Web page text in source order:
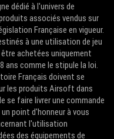
dédié à l'univers de
associés vendus sur
Française en vigueur.
à une utilisation de jeu
achetées uniquement
ans comme le stipule la loi.
Français doivent se
les produits Airsoft dans
se faire livrer une commande
point d'honneur à vous
l'utilisation
des équipements de